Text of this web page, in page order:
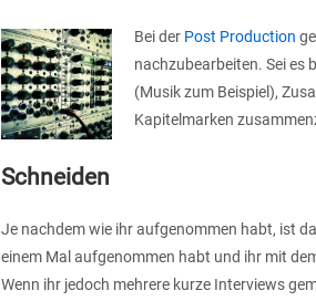
Bei der Post Production
nachzubearbeiten. Sei es
(Musik zum Beispiel),
Kapitelmarken
Schneiden
Je nachdem wie ihr aufgenommen habt, ist
einem Mal aufgenommen habt und ihr mit
Wenn ihr jedoch mehrere kurze Interviews